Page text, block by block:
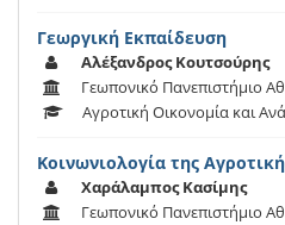
Γεωργική Εκπαίδευση
Αλέξανδρος Κουτσούρης
Γεωπονικό Πανεπιστήμιο
Αγροτική Οικονομία και
Κοινωνιολογία της
Χαράλαμπος Κασίμης
Γεωπονικό Πανεπιστήμιο